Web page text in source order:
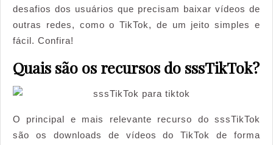
do
desafios dos usuários que precisam baixar vídeos de
outras redes, como o TikTok, de um jeito simples e
fácil. Confira!
Quais são os recursos do sssTikTok?
O principal e mais relevante recurso do sssTikTok
são os downloads de vídeos do TikTok de forma